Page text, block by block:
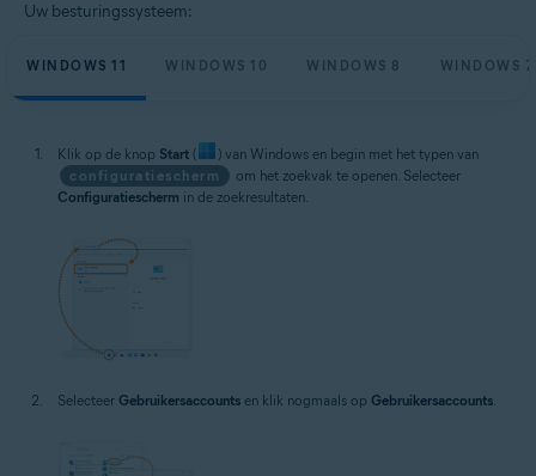
Uw besturingssysteem:
WINDOWS 11 WINDOWS 10 WINDOWS 8 WINDOWS 7
Klik op de knop Start (
) van Windows en begin met het typen van
configuratiescherm
om het zoekvak te openen. Selecteer
Configuratiescherm in de zoekresultaten.
Selecteer Gebruikersaccounts en klik nogmaals op Gebruikersaccounts